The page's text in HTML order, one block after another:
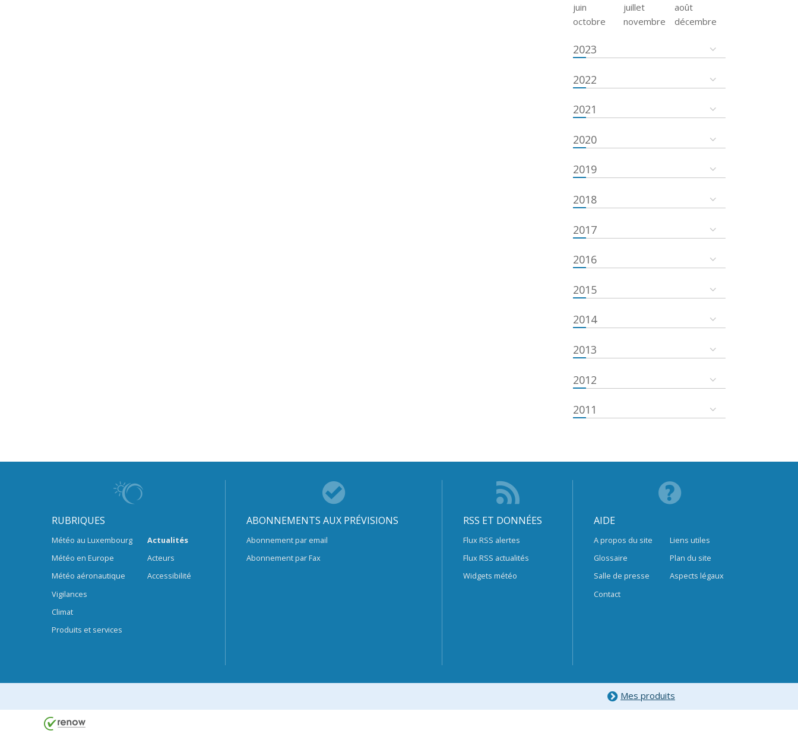
juin
juillet
août
octobre
novembre décembre
2023
2022
2021
2020
2019
2018
2017
2016
2015
2014
2013
2012
2011
RUBRIQUES
Météo au Luxembourg
Météo en Europe
Météo aéronautique
Vigilances
Climat
Produits et services
Actualités
Acteurs
Accessibilité
ABONNEMENTS AUX PRÉVISIONS
Abonnement par email
Abonnement par Fax
RSS ET DONNÉES
Flux RSS alertes
Flux RSS actualités
Widgets météo
AIDE
A propos du site
Glossaire
Salle de presse
Contact
Liens utiles
Plan du site
Aspects légaux
Mes produits